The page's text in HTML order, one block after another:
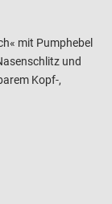
mit Pumphebel
und
Kopf-,